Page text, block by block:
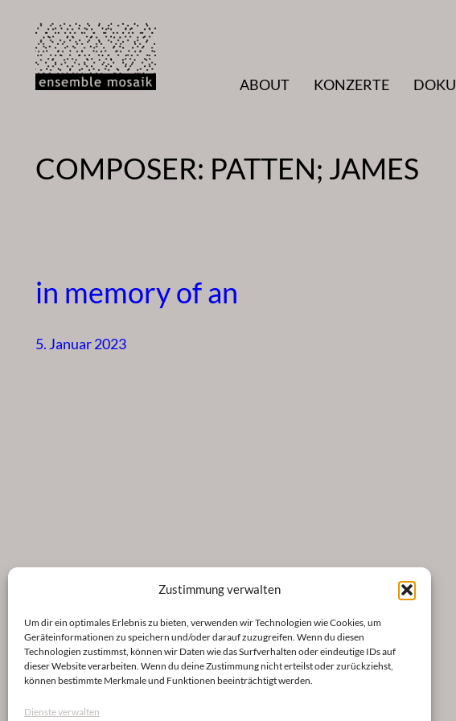
Zustimmung verwalten
Um dir ein optimales Erlebnis zu bieten, verwenden wir Technologien wie Cookies, um
Geräteinformationen zu speichern und/oder darauf zuzugreifen. Wenn du diesen
Technologien zustimmst, können wir Daten wie das Surfverhalten oder eindeutige IDs auf
dieser Website verarbeiten. Wenn du deine Zustimmung nicht erteilst oder zurückziehst,
können bestimmte Merkmale und Funktionen beeinträchtigt werden.
Dienste verwalten
Inhalt
springen
ABOUT
KONZERTE DOKU
COMPOSER: PATTEN; JAMES
in memory of an
5. Januar 2023